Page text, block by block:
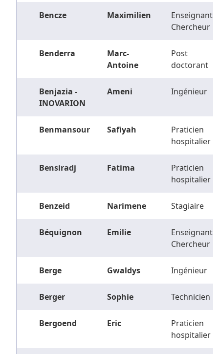
Bencze Maximilien
Enseignant-
Chercheur
Benderra
Marc-
Antoine
Post
doctorant
Benjazia -
INOVARION
Ameni Ingénieur
Benmansour Safiyah
Praticien
hospitalier
Bensiradj Fatima
Praticien
hospitalier
Benzeid Narimene Stagiaire
Béquignon Emilie
Enseignant-
Chercheur
Berge Gwaldys Ingénieur
Berger Sophie Technicien
Bergoend Eric
Praticien
hospitalier